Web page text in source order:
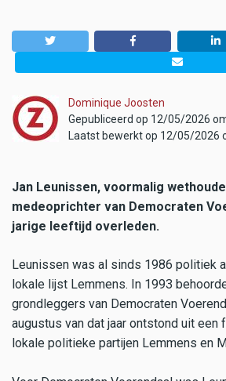
Dominique Joosten
Gepubliceerd op 12/05/2026
Laatst bewerkt op 12/05/2026
Jan Leunissen, voormalig
medeoprichter van Democraten
jarige leeftijd overleden.
Leunissen was al sinds 1986 politiek
lokale lijst Lemmens. In 1993
grondleggers van Democraten
augustus van dat jaar ontstond uit een
lokale politieke partijen Lemmens en